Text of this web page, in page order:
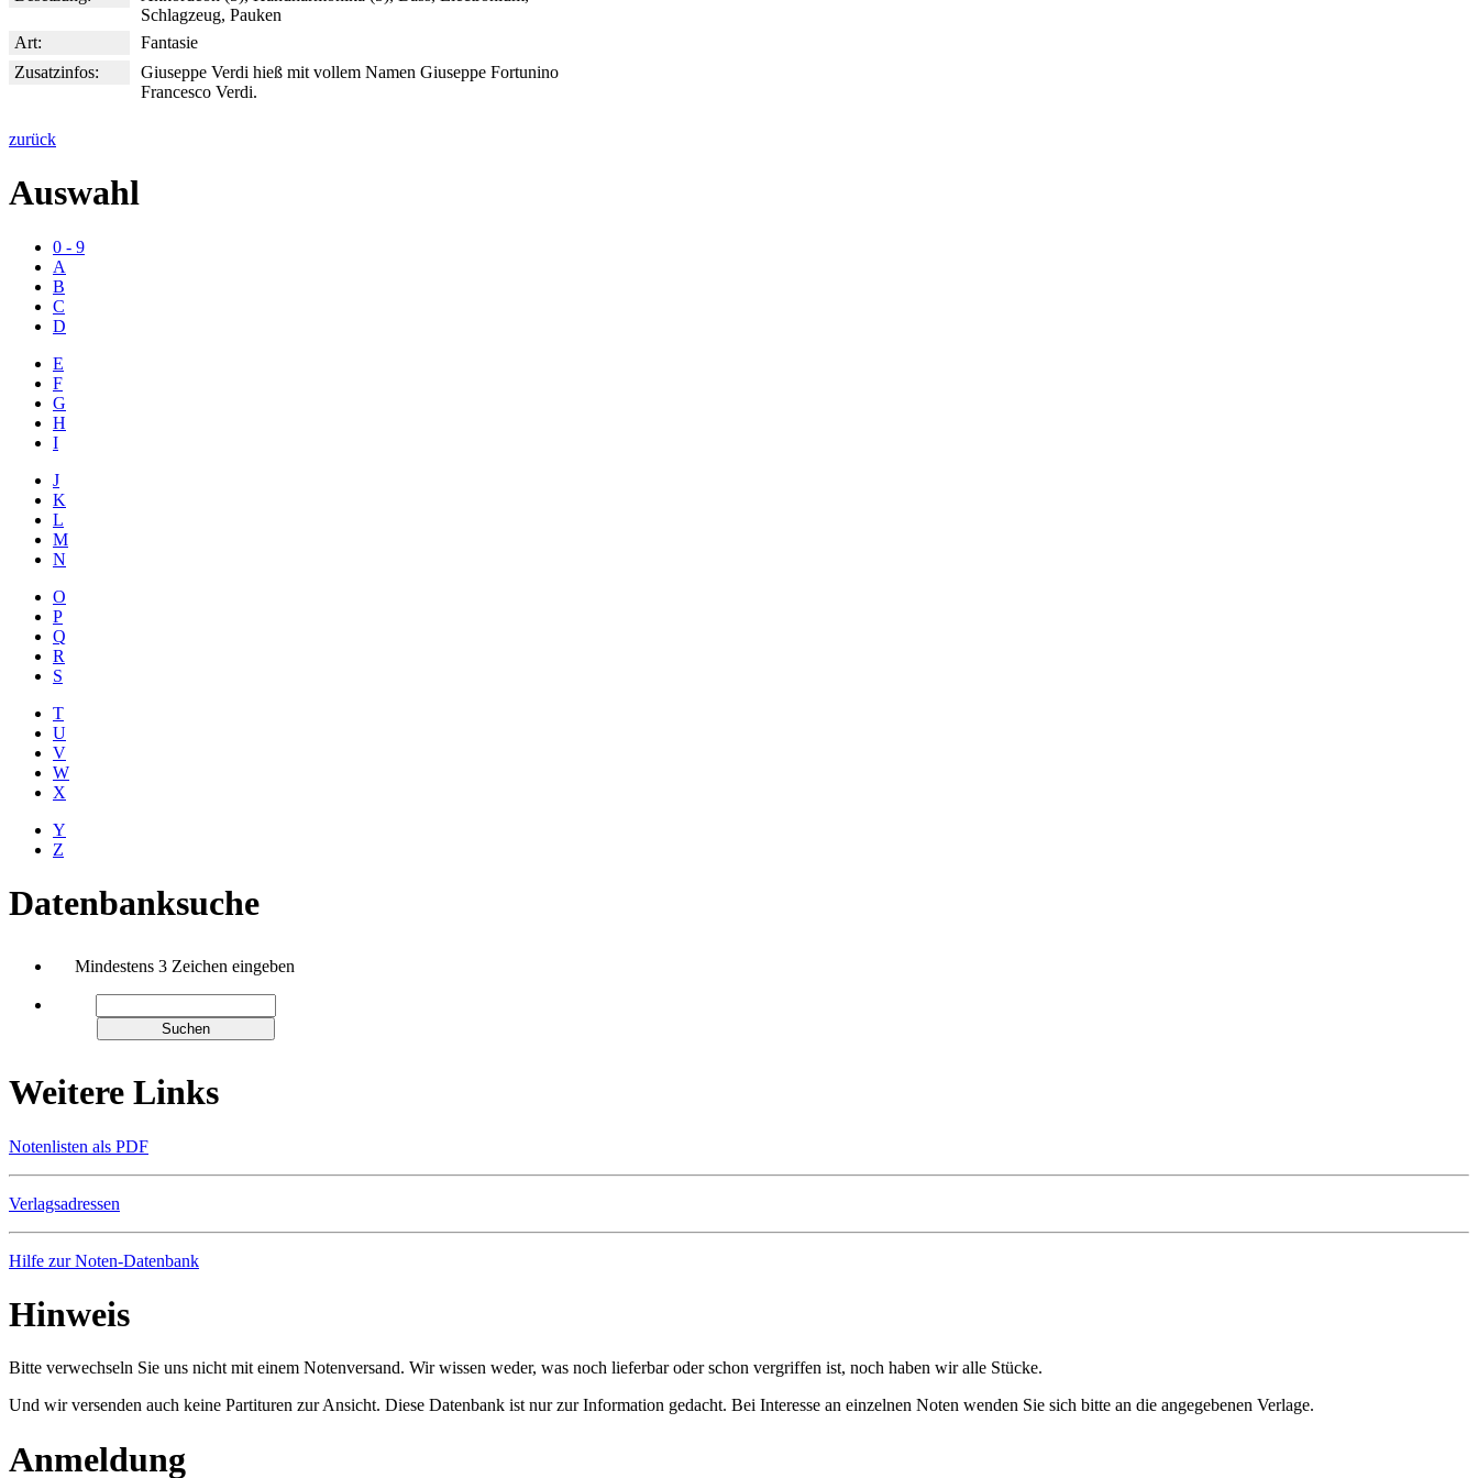
Schlagzeug, Pauken
Art:
Fantasie
Zusatzinfos:
Giuseppe Verdi hieß mit vollem Namen Giuseppe Fortunino
Francesco Verdi.
zurück
Auswahl
0 - 9
A
B
C
D
E
F
G
H
I
J
K
L
M
N
O
P
Q
R
S
T
U
V
W
X
Y
Z
Datenbanksuche
Mindestens 3 Zeichen eingeben
Weitere Links
Notenlisten als PDF
Verlagsadressen
Hilfe zur Noten-Datenbank
Hinweis
Bitte verwechseln Sie uns nicht mit einem Notenversand. Wir wissen weder, was noch lieferbar oder schon vergriffen ist, noch haben wir alle Stücke.
Und wir versenden auch keine Partituren zur Ansicht. Diese Datenbank ist nur zur Information gedacht. Bei Interesse an einzelnen Noten wenden Sie sich bitte an die angegebenen Verlage.
Anmeldung